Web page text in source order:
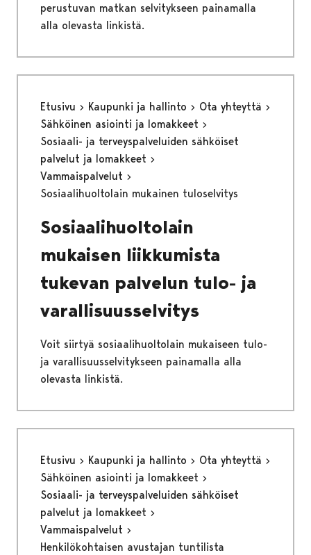
perustuvan matkan selvitykseen painamalla
alla olevasta linkistä.
Etusivu Kaupunki ja hallinto
Ota yhteyttä
Sähköinen asiointi ja lomakkeet
Sosiaali- ja terveyspalveluiden sähköiset
palvelut ja lomakkeet
Vammaispalvelut
Sosiaalihuoltolain mukainen tuloselvitys
Sosiaalihuoltolain
mukaisen liikkumista
tukevan palvelun tulo- ja
varallisuusselvitys
Voit siirtyä sosiaalihuoltolain mukaiseen tulo-
ja varallisuusselvitykseen painamalla alla
olevasta linkistä.
Etusivu Kaupunki ja hallinto
Ota yhteyttä
Sähköinen asiointi ja lomakkeet
Sosiaali- ja terveyspalveluiden sähköiset
palvelut ja lomakkeet
Vammaispalvelut
Henkilökohtaisen avustajan tuntilista